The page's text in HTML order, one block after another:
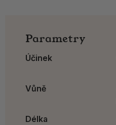
Parametry
Účinek
Vůně
Délka